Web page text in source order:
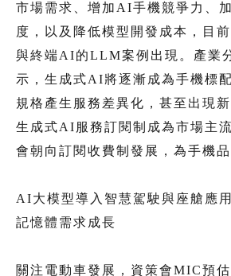
市場需求、增加AI手機競爭力、
度，以及降低模型開發成本，目
與終端AI的LLM案例出現。產業
示，生成式AI將逐漸成為手機標
規格產生服務差異化，甚至出現
生成式AI服務訂閱制成為市場主
會朝向訂閱收費制發展，為手機品
AI大模型導入智慧駕駛與座艙應
記憶體需求成長
關注電動車發展，資策會MIC預